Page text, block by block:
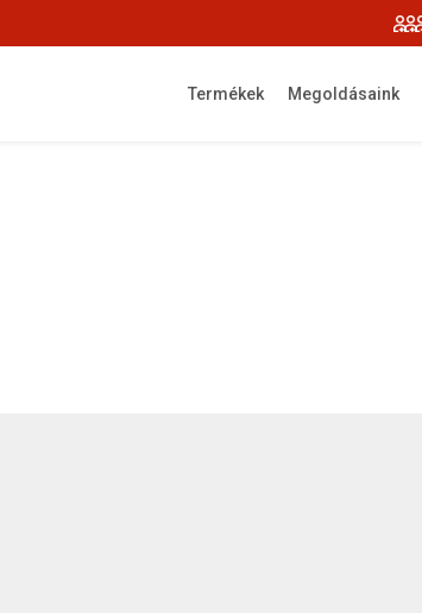
Termékek Megoldásaink